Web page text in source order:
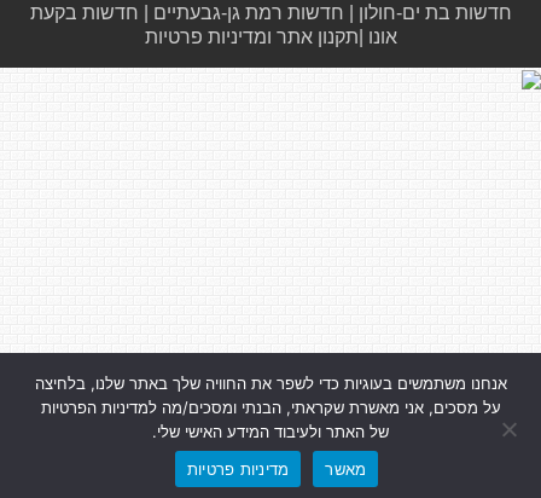
חדשות בת ים-חולון
חדשות רמת גן-גבעתיים
חדשות בקעת
אונו תקנון אתר ומדיניות פרטיות
אנחנו משתמשים בעוגיות כדי לשפר את החוויה שלך באתר שלנו, בלחיצה
על מסכים, אני מאשרת שקראתי, הבנתי ומסכים/מה למדיניות הפרטיות
של האתר ולעיבוד המידע האישי שלי.
מאשר
מדיניות פרטיות